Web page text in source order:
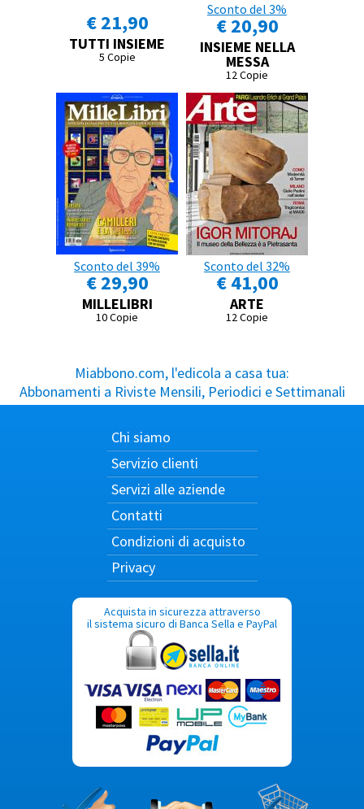
€ 21,90
TUTTI INSIEME
5 Copie
Sconto del 3%
€ 20,90
INSIEME NELLA
MESSA
12 Copie
Sconto del 39%
€ 29,90
MILLELIBRI
10 Copie
Sconto del 32%
€ 41,00
ARTE
12 Copie
Miabbono.com, l'edicola a casa tua:
Abbonamenti a Riviste Mensili, Periodici e Settimanali
Chi siamo
Servizio clienti
Servizi alle aziende
Contatti
Condizioni di acquisto
Privacy
Acquista in sicurezza attraverso
il sistema sicuro di Banca Sella e PayPal